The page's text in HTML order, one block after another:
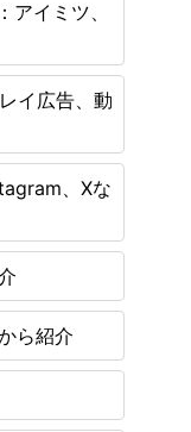
アイミツ、
イ広告、動
、Xな
ら紹介